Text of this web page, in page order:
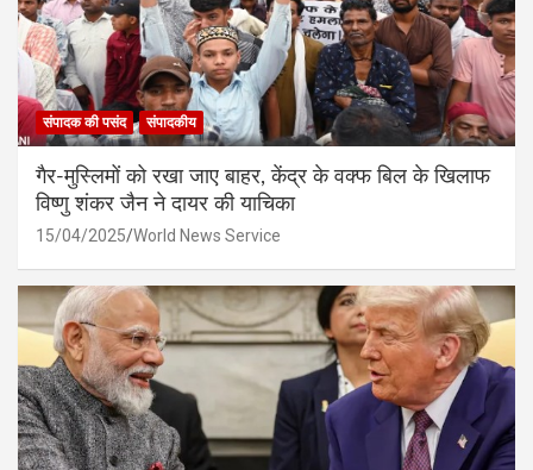
संपादक की पसंद संपादकीय
गैर-मुस्लिमों को रखा जाए बाहर, केंद्र के वक्फ बिल के खिलाफ
विष्णु शंकर जैन ने दायर की याचिका
15/04/2025 World News Service